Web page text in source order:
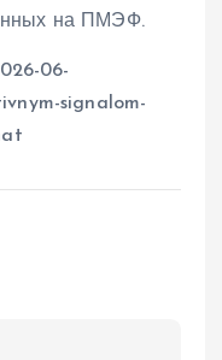
на ПМЭФ.
06-
signalom-